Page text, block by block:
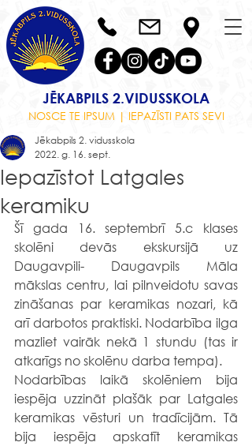
JĒKABPILS 2.VIDUSSKOLA
NOSCE TE IPSUM | IEPAZĪSTI PATS SEVI
Iepazīstot Latgales
keramiku
Jēkabpils 2. vidusskola
2022. g. 16. sept.
Šī gada 16. septembrī 5.c klases
skolēni devās ekskursijā uz
Daugavpili- Daugavpils Māla
mākslas centru, lai pilnveidotu savas
zināšanas par keramikas nozari, kā
arī darbotos praktiski. Nodarbība ilga
mazliet vairāk nekā 1 stundu (tas ir
atkarīgs no skolēnu darba tempa).
Nodarbības laikā skolēniem bija
iespēja uzzināt plašāk par Latgales
keramikas vēsturi un tradīcijām. Tā
bija iespēja apskatīt keramikas